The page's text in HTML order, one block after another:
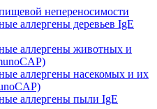
непереносимости
аллергены деревьев IgE
аллергены животных и
аллергены насекомых и их
аллергены пыли IgE